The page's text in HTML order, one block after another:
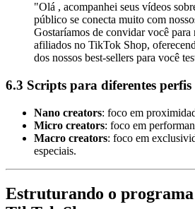
"Olá , acompanhei seus vídeos
público se conecta muito com
Gostaríamos de convidar você para
afiliados no TikTok Shop,
dos nossos best-sellers para você
6.3 Scripts para diferentes perfis
Nano creators: foco em
Micro creators: foco em
Macro creators: foco em
especiais.
Estruturando o